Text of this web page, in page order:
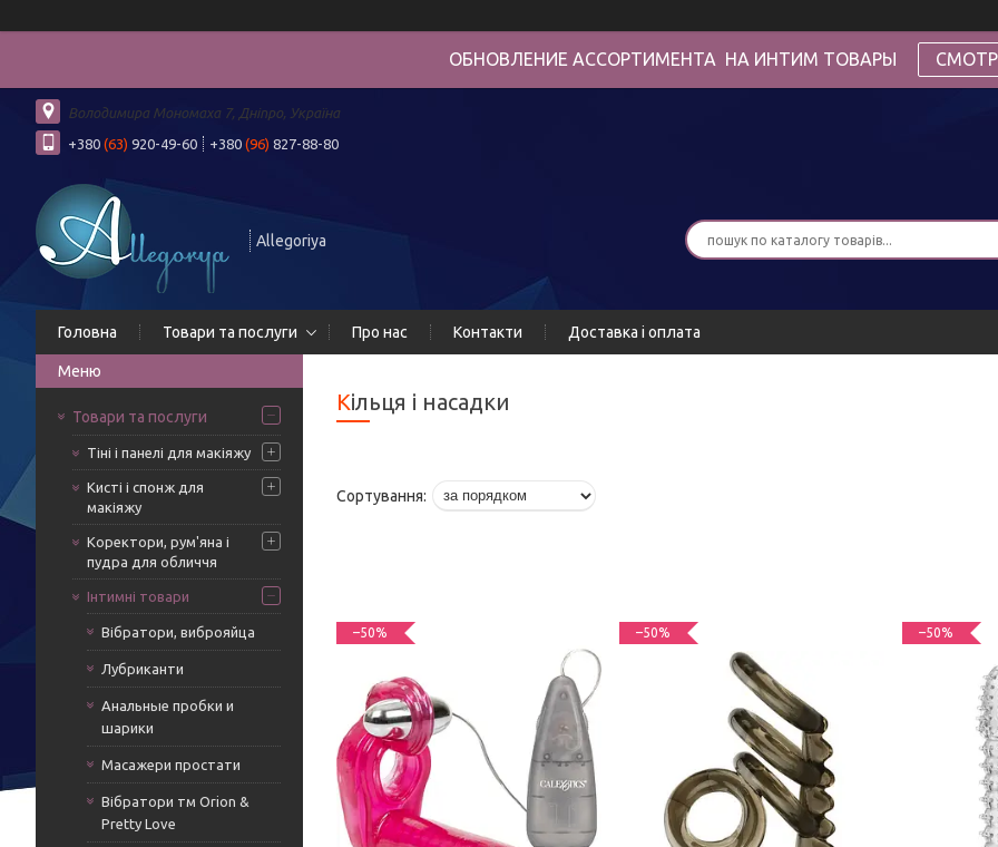
ОБНОВЛЕНИЕ АССОРТИМЕНТА НА ИНТИМ ТОВАРЫ
Володимира Мономаха 7, Дніпро, Україна
+380 (63) 920-49-60 +380 (96) 827-88-80
Allegoriya
Головна Товари та послуги Про нас Контакти Доставка і оплата
Товари та послуги
Тіні і панелі для макіяжу
Кисті і спонж для
макіяжу
Коректори, рум'яна і
пудра для обличчя
Інтимні товари
Вібратори, виброяйца
Лубриканти
Анальные пробки и
шарики
Масажери простати
Вібратори тм Orion &
Pretty Love
Кільця і насадки
–50% –50% –50%